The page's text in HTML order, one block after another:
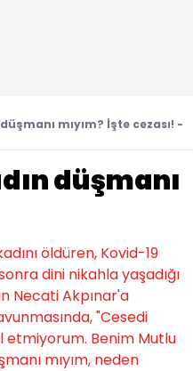
mıyım? İşte cezası! -
düşmanı
öldüren, Kovid-19
dini nikahla yaşadığı
Necati Akpınar'a
"Cesedi
etmiyorum. Benim Mutlu
mıyım, neden